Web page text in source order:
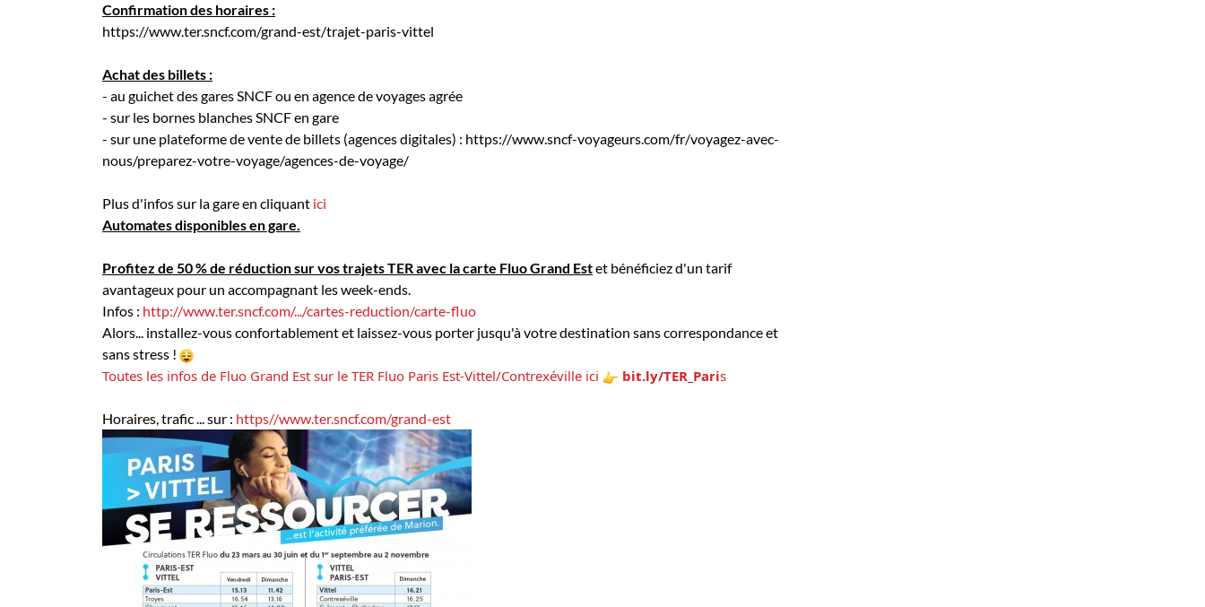
Confirmation des horaires :
https://www.ter.sncf.com/grand-est/trajet-paris-vittel
Achat des billets :
- au guichet des gares SNCF ou en agence de voyages agrée
- sur les bornes blanches SNCF en gare
- sur une plateforme de vente de billets (agences digitales) : https://www.sncf-voyageurs.com/fr/voyagez-avec-
nous/preparez-votre-voyage/agences-de-voyage/
Plus d'infos sur la gare en cliquant ici
Automates disponibles en gare.
Profitez de 50 % de réduction sur vos trajets TER avec la carte Fluo Grand Estet bénéficiez d'un tarif
avantageux pour un accompagnant les week-ends.
Infos : http://www.ter.sncf.com/.../cartes-reduction/carte-fluo
Alors... installez-vous confortablement et laissez-vous porter jusqu'à votre destination sans correspondance et
sans stress !
Toutes les infos de Fluo Grand Est sur le TER Fluo Paris Est-Vittel/Contrexéville ici bit.ly/TER_Paris
Horaires, trafic ... sur : https//www.ter.sncf.com/grand-est